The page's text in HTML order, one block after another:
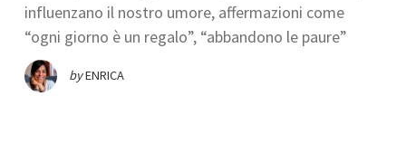
influenzano il nostro umore, affermazioni come
“ogni giorno è un regalo”, “abbandono le paure”
byENRICA